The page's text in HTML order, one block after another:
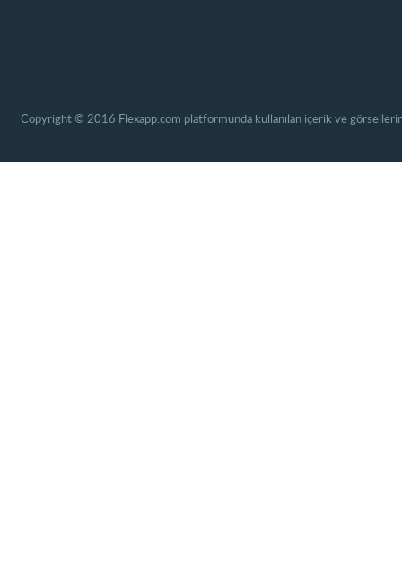
Copyright © 2016 Flexapp.com platformunda kullanılan içerik ve